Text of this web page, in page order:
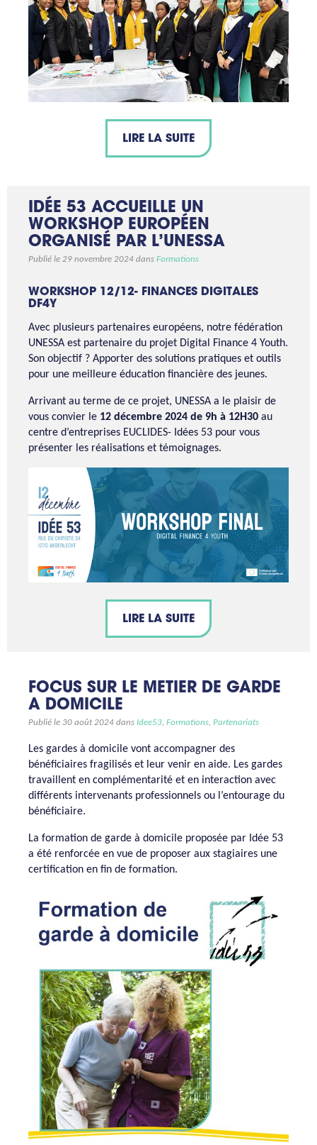
LIRE LA SUITE
IDÉE 53 ACCUEILLE UN
WORKSHOP EUROPÉEN
ORGANISÉ PAR L’UNESSA
Publié le 29 novembre 2024 dans Formations
WORKSHOP 12/12- FINANCES DIGITALES
DF4Y
Avec plusieurs partenaires européens, notre fédération
UNESSA est partenaire du projet Digital Finance 4 Youth.
Son objectif ? Apporter des solutions pratiques et outils
pour une meilleure éducation financière des jeunes.
Arrivant au terme de ce projet, UNESSA a le plaisir de
vous convier le 12 décembre 2024 de 9h à 12H30 au
centre d’entreprises EUCLIDES- Idées 53 pour vous
présenter les réalisations et témoignages.
LIRE LA SUITE
FOCUS SUR LE METIER DE GARDE
A DOMICILE
Publié le 30 août 2024 dans Idee53 Formations Partenariats
Les gardes à domicile vont accompagner des
bénéficiaires fragilisés et leur venir en aide. Les gardes
travaillent en complémentarité et en interaction avec
différents intervenants professionnels ou l’entourage du
bénéficiaire.
La formation de garde à domicile proposée par Idée 53
a été renforcée en vue de proposer aux stagiaires une
certification en fin de formation.